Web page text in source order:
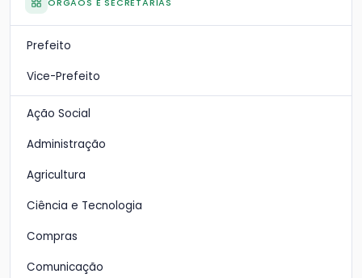
Prefeito
Vice-Prefeito
Ação Social
Administração
Agricultura
Ciência e Tecnologia
Compras
Comunicação